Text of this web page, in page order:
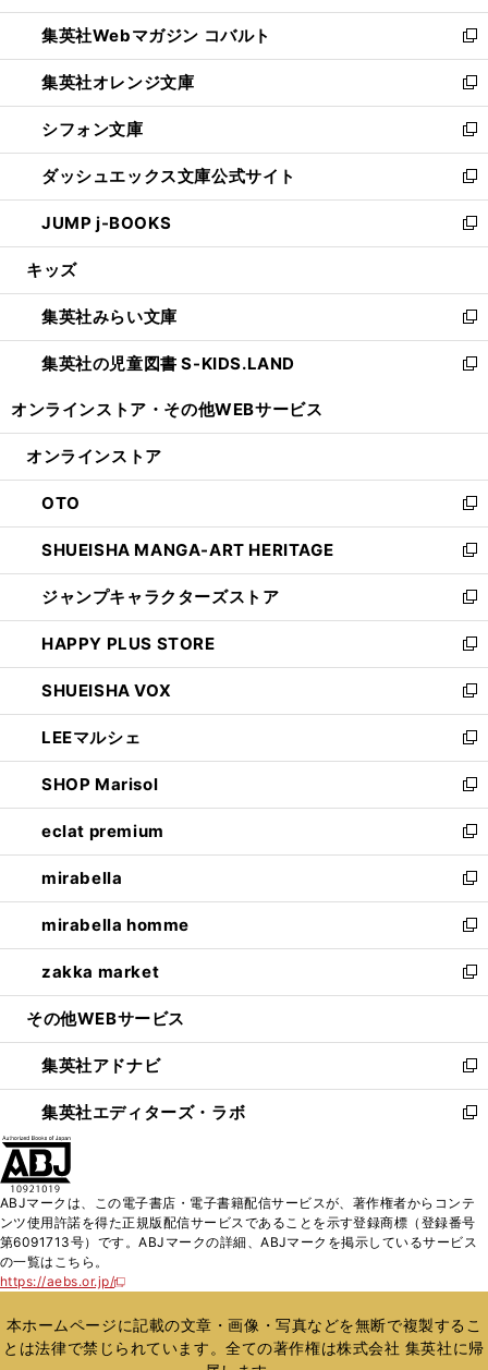
開
く
ウ
で
開
く
ン
ド
ウ
で
開
く
ウ
ィ
ン
ド
ウ
で
開
く
集英社Webマガジン コバルト
新
し
い
ウ
ィ
ン
ド
ウ
で
開
集英社オレンジ文庫
新
し
い
ウ
ィ
ン
ド
ウ
開
く
シフォン文庫
新
し
い
ウ
ィ
ン
ウ
で
開
く
ダッシュエックス文庫公式サイト
新
し
い
ウ
ン
ド
ウ
で
JUMP j-BOOKS
新
し
ウ
ィ
ン
ド
開
キッズ
集英社みらい文庫
新
し
い
ン
ウ
で
開
く
集英社の児童図書 S-KIDS.LAND
新
ウ
ン
ド
ウ
で
開
く
オンラインストア・ その他WEBサービス
オンラインストア
OTO
新
し
い
ウ
ィ
ン
ド
ウ
で
開
く
SHUEISHA MANGA-ART HERITAGE
新
し
い
ウ
ィ
ン
ド
ウ
で
開
く
ジャンプキャラクターズストア
新
し
い
ウ
ィ
ン
ド
ウ
で
開
く
HAPPY PLUS STORE
新
し
い
ウ
ィ
ン
ド
ウ
で
開
く
SHUEISHA VOX
新
し
い
ウ
ィ
ン
ド
ウ
で
開
く
LEEマルシェ
新
し
い
ウ
ィ
ン
ド
ウ
で
開
く
SHOP Marisol
新
し
い
ウ
ィ
ン
ド
ウ
で
開
eclat premium
新
し
い
ウ
ィ
ン
ド
ウ
開
く
mirabella
新
し
い
ウ
ィ
ン
ウ
で
開
く
mirabella homme
新
し
い
ウ
ン
ド
ウ
で
zakka market
新
し
ウ
ィ
ン
ド
く
その他WEBサービス
集英社アドナビ
新
し
い
ド
ウ
で
集英社エディターズ・ラボ
新
ィ
ン
ド
開
く
ABJマークは、この電子書店・電子書籍配信サービスが、著作権者からコンテ
ンツ使用許諾を得た正規版配信サービスであることを示す登録商標（登録番号
第6091713号）です。ABJマークの詳細、ABJマークを掲示しているサービス
の一覧はこちら。
https://aebs.or.jp/
新
い
ウ
ィ
本ホームページに記載の文章・画像・写真などを無断で複製するこ
とは法律で禁じられています。全ての著作権は株式会社 集英社に帰